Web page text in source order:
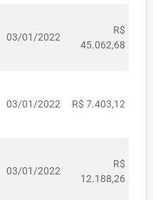
03/01/2022
R$
45.062,68
03/01/2022 R$ 7.403,12
03/01/2022
R$
12.188,26